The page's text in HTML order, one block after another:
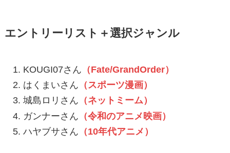
エントリーリスト＋選択ジャンル
KOUGI07さん （Fate/GrandOrder）
はくまいさん （スポーツ漫画）
城島ロリさん （ネットミーム）
ガンナーさん （令和のアニメ映画）
ハヤブサさん （10年代アニメ）